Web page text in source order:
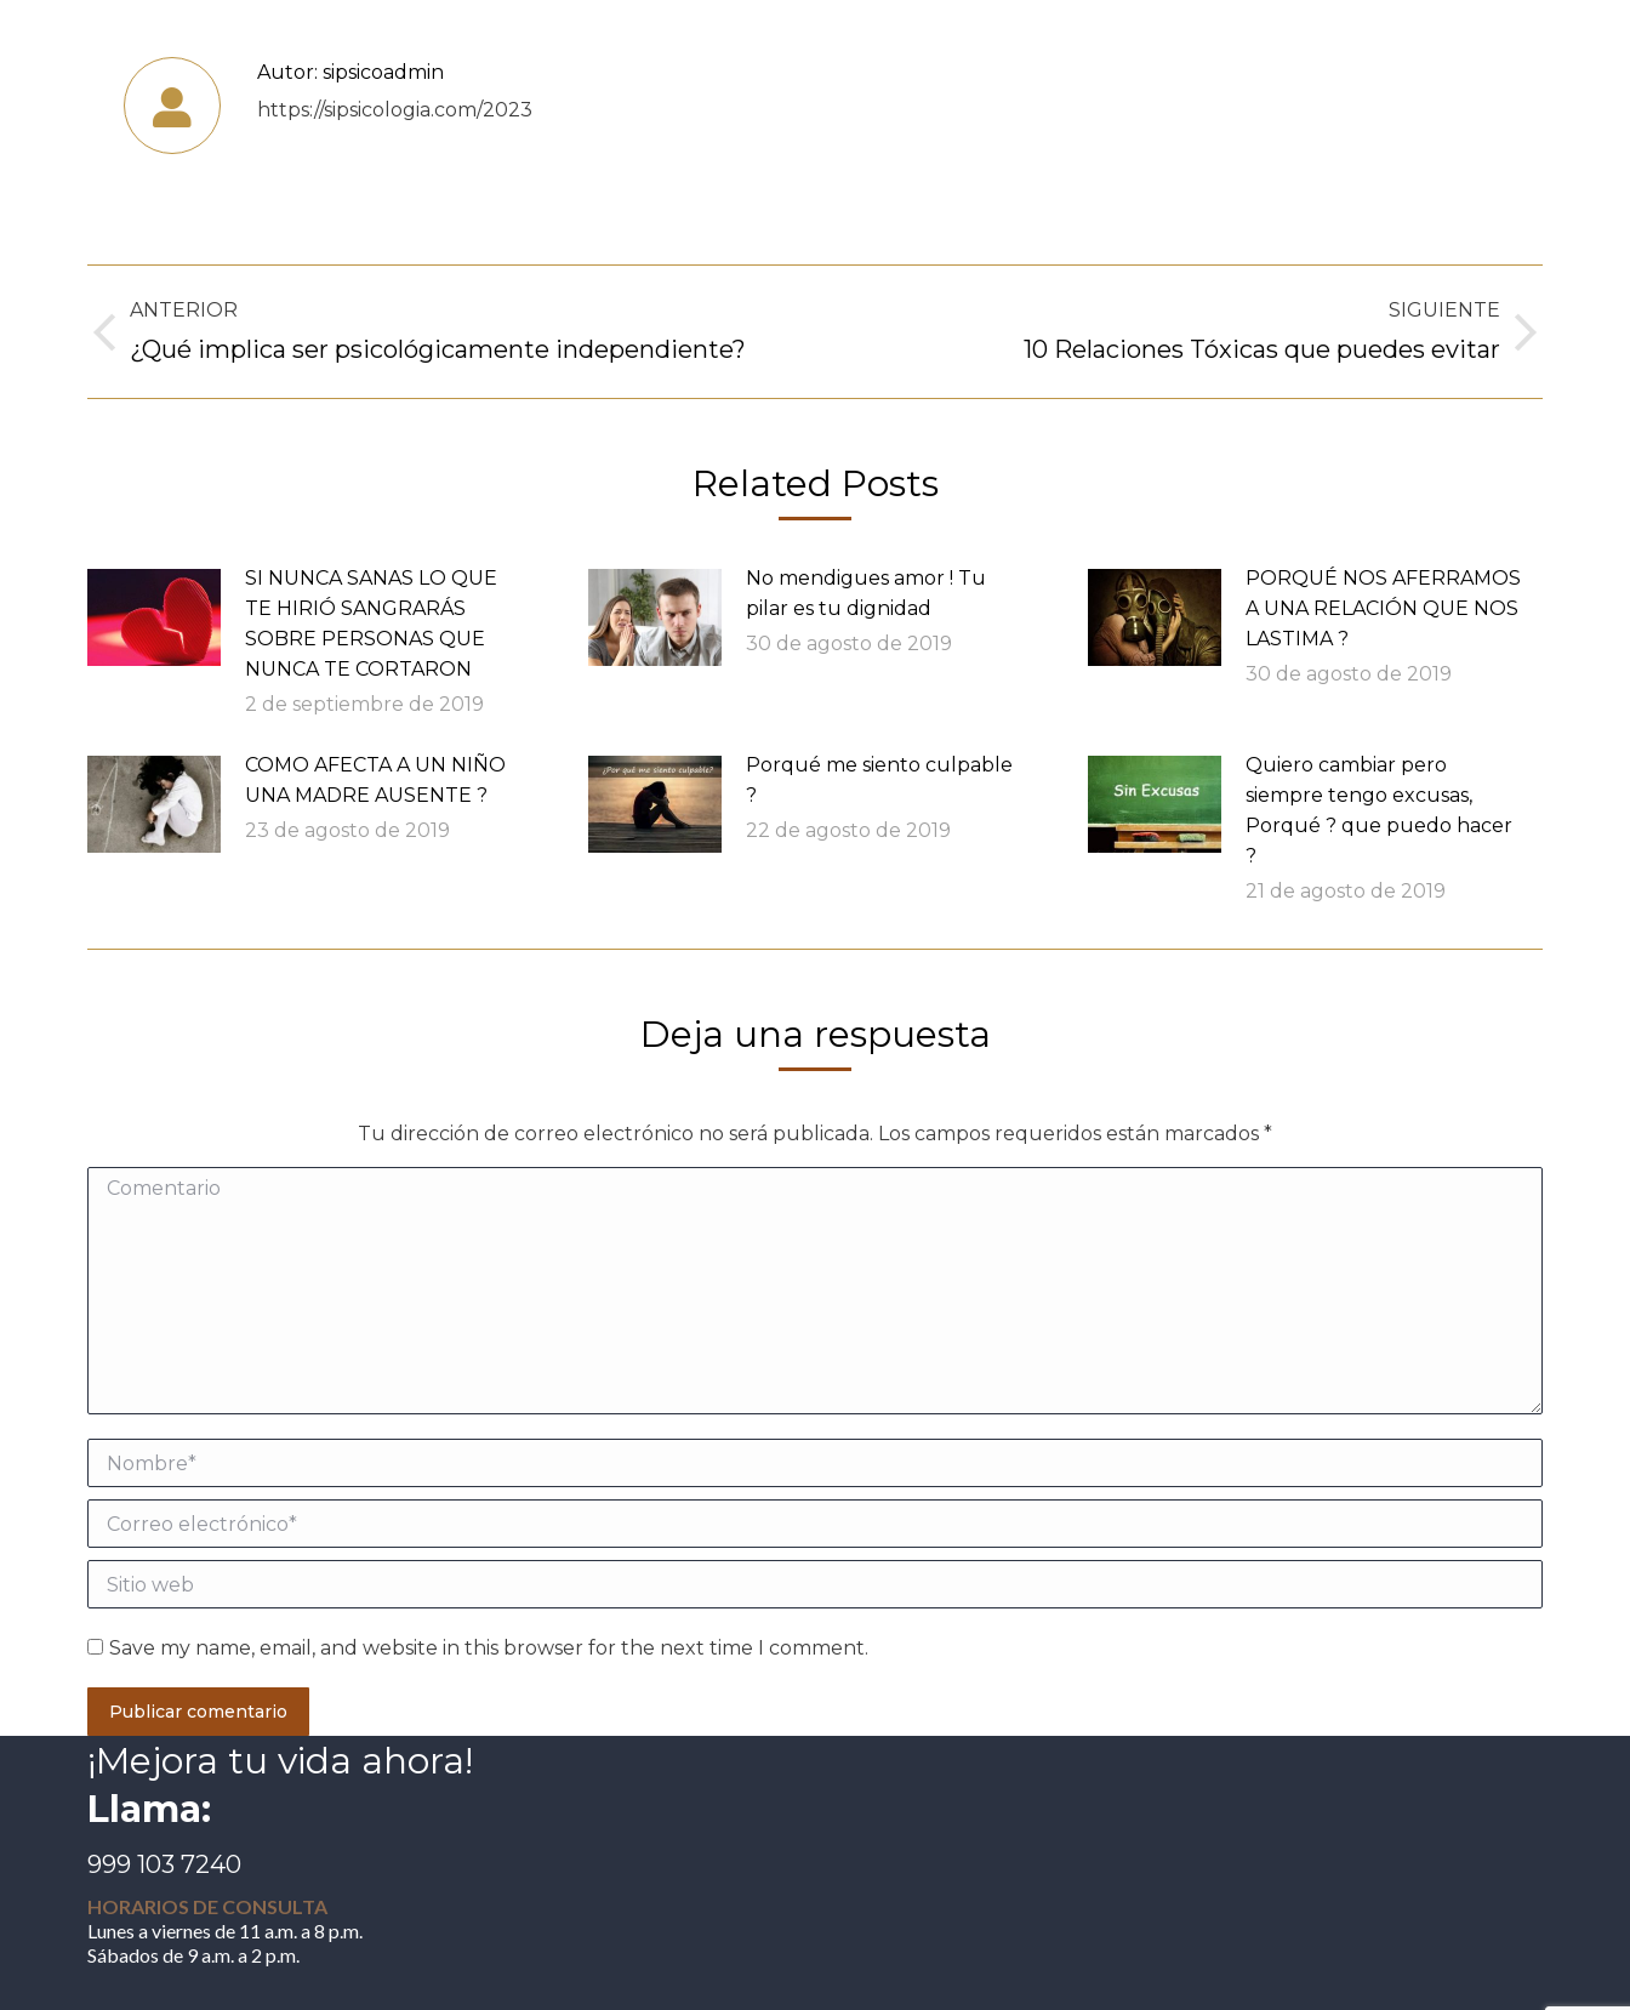
Autor: sipsicoadmin
https://sipsicologia.com/2023
Navegación
entre
publicaciones
ANTERIOR
Publicación
¿Qué implica ser psicológicamente independiente?
SIGUIENTE
10 Relaciones Tóxicas que puedes evitar
Related Posts
SI NUNCA SANAS LO QUE
TE HIRIÓ SANGRARÁS
SOBRE PERSONAS QUE
NUNCA TE CORTARON
2 de septiembre de 2019
No mendigues amor ! Tu
pilar es tu dignidad
30 de agosto de 2019
PORQUÉ NOS AFERRAMOS
A UNA RELACIÓN QUE NOS
LASTIMA ?
30 de agosto de 2019
COMO AFECTA A UN NIÑO
UNA MADRE AUSENTE ?
23 de agosto de 2019
Porqué me siento culpable
?
22 de agosto de 2019
Quiero cambiar pero
siempre tengo excusas,
Porqué ? que puedo hacer
?
21 de agosto de 2019
Deja una respuesta
Tu dirección de correo electrónico no será publicada. Los campos requeridos están marcados *
Comentario
Nombre *
Correo electrónico *
Sitio web
Save my name, email, and website in this browser for the next time I comment.
Publicar comentario
¡Mejora tu vida ahora!
Llama:
999 103 7240
HORARIOS DE CONSULTA
Lunes a viernes de 11 a.m. a 8 p.m.
Sábados de 9 a.m. a 2 p.m.